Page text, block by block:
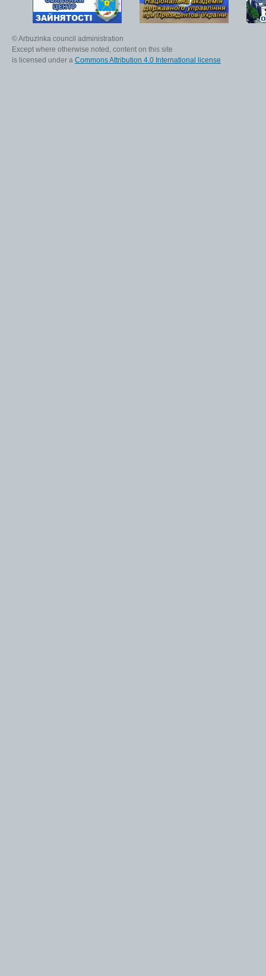
© Arbuzinka council administration
Except where otherwise noted, content on this site
is licensed under a Commons Attribution 4.0 International license